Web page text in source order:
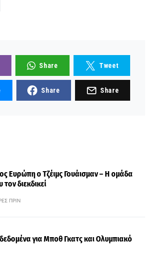
Share Tweet
Share Share
Ευρώπη ο Τζέιμς Γουάισμαν – Η ομάδα
τον διεκδικεί
ΠΡΙΝ
για Μποθ Γκατς και Ολυμπιακό